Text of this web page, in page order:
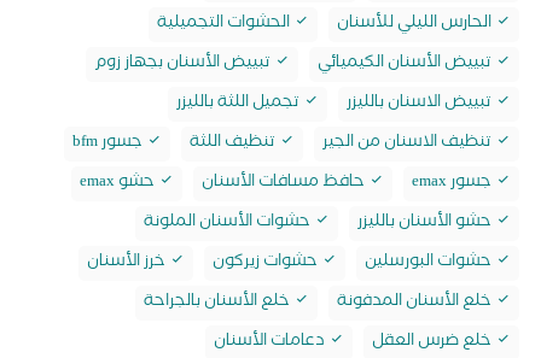
الحارس الليلي للأسنان
الحشوات التجميلية
تبييض الأسنان الكيميائي
تبييض الأسنان بجهاز زوم
تبييض الاسنان بالليزر
تجميل اللثة بالليزر
تنظيف الاسنان من الجير
تنظيف اللثة
جسور bfm
جسور emax
حافظ مسافات الأسنان
حشو emax
حشو الأسنان بالليزر
حشوات الأسنان الملونة
حشوات البورسلين
حشوات زيركون
خرز الأسنان
خلع الأسنان المدفونة
خلع الأسنان بالجراحة
خلع ضرس العقل
دعامات الأسنان